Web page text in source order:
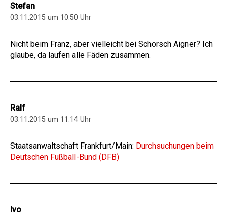
Stefan
03.11.2015 um 10:50 Uhr
Nicht beim Franz, aber vielleicht bei Schorsch Aigner? Ich
glaube, da laufen alle Fäden zusammen.
Ralf
03.11.2015 um 11:14 Uhr
Staatsanwaltschaft Frankfurt/Main: Durchsuchungen beim
Deutschen Fußball-Bund (DFB)
Ivo